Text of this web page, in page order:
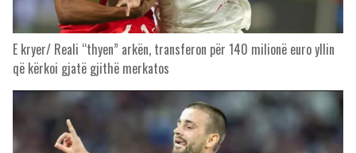
E kryer/ Reali “thyen” arkën, transferon për 140 milionë euro yllin
që kërkoi gjatë gjithë merkatos